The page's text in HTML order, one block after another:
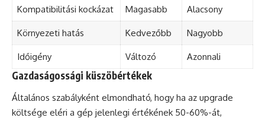
Kompatibilitási kockázat Magasabb Alacsony
Környezeti hatás Kedvezőbb Nagyobb
Időigény Változó Azonnali
Gazdaságossági küszöbértékek
Általános szabályként elmondható, hogy ha az upgrade
költsége eléri a gép jelenlegi értékének 50-60%-át,